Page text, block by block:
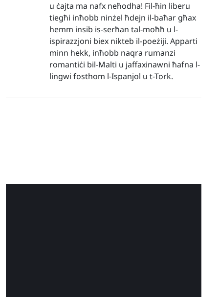
u ċajta ma nafx neħodha! Fil-ħin liberu
tiegħi inħobb ninżel ħdejn il-baħar għax
hemm insib is-serħan tal-moħħ u l-
ispirazzjoni biex nikteb il-poeżiji. Apparti
minn hekk, inħobb naqra rumanzi
romantiċi bil-Malti u jaffaxinawni ħafna l-
lingwi fosthom l-Ispanjol u t-Tork.